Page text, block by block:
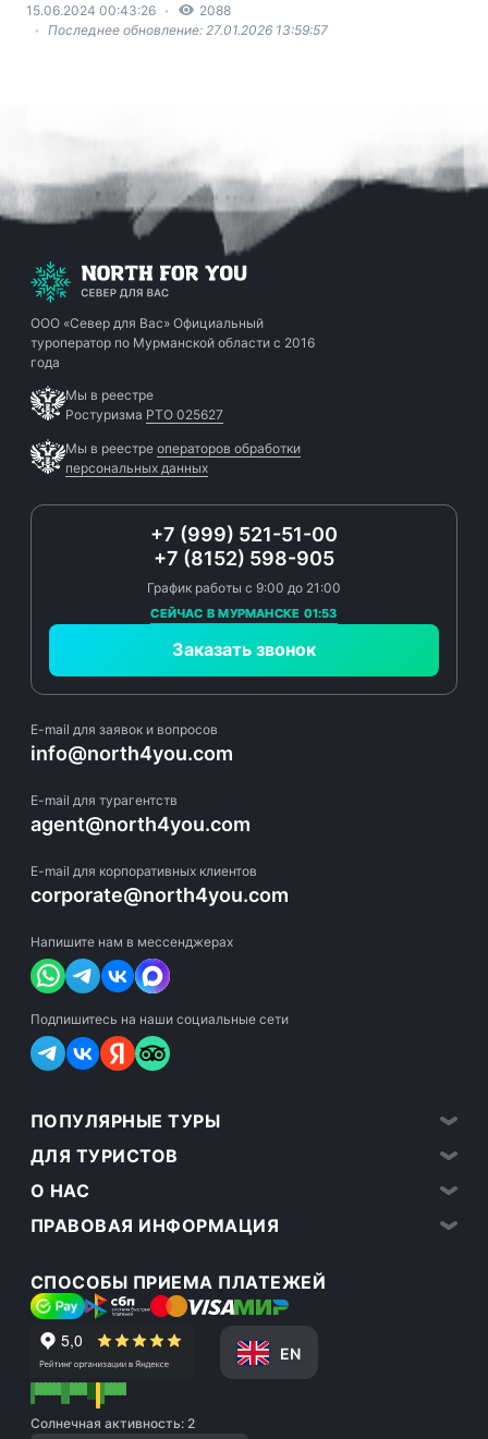
15.06.2024 00:43:26
2088
Последнее обновление: 27.01.2026 13:59:57
ООО «Север для Вас» Официальный
туроператор по Мурманской области с 2016
года
Мы в реестре
Ростуризма РТО 025627
Мы в реестре операторов обработки
персональных данных
+7 (999) 521-51-00
+7 (8152) 598-905
Заказать звонок
График работы с 9:00 до 21:00
СЕЙЧАС В МУРМАНСКЕ 01:53
E-mail для заявок и вопросов
info@north4you.com
E-mail для турагентств
agent@north4you.com
E-mail для корпоративных клиентов
corporate@north4you.com
Напишите нам в мессенджерах
Подпишитесь на наши социальные сети
ПОПУЛЯРНЫЕ ТУРЫ
ДЛЯ ТУРИСТОВ
О НАС
ПРАВОВАЯ ИНФОРМАЦИЯ
СПОСОБЫ ПРИЕМА ПЛАТЕЖЕЙ
EN
Солнечная активность: 2